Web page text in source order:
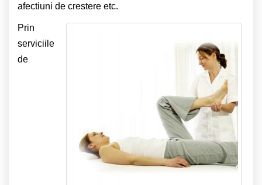
afectiuni de crestere etc.
Prin
serviciile
de